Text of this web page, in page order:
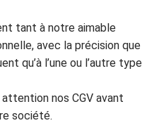
tant à notre aimable
elle, avec la précision que
qu’à l’une ou l’autre type
nos CGV avant
société.